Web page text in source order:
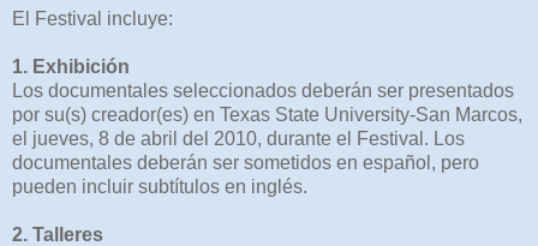
El Festival incluye:
1. Exhibición
Los documentales seleccionados deberán ser presentados
por su(s) creador(es) en Texas State University-San Marcos,
el jueves, 8 de abril del 2010, durante el Festival. Los
documentales deberán ser sometidos en español, pero
pueden incluir subtítulos en inglés.
2. Talleres